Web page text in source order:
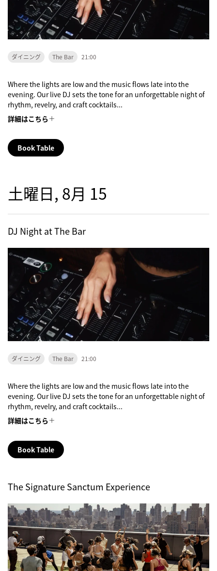
ダイニング The Bar 21:00
Where the lights are low and the music flows late into the
evening. Our live DJ sets the tone for an unforgettable night of
rhythm, revelry, and craft cocktails...
詳細はこちら
Book Table
土曜日, 8月 15
DJ Night at The Bar
ダイニング The Bar 21:00
Where the lights are low and the music flows late into the
evening. Our live DJ sets the tone for an unforgettable night of
rhythm, revelry, and craft cocktails...
詳細はこちら
Book Table
The Signature Sanctum Experience